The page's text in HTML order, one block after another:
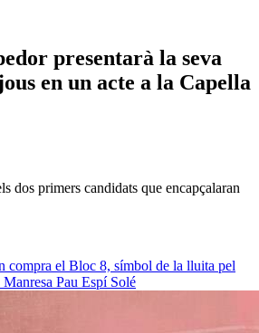
presentarà la seva
en un acte a la Capella
dos primers candidats que encapçalaran
compra el Bloc 8, símbol de la lluita pel
Pau Espí Solé